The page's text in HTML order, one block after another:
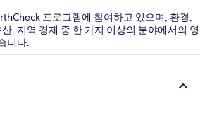
프로그램에 참여하고 있으며, 환경,
, 지역 경제 중 한 가지 이상의 분야에서의 영
니다.